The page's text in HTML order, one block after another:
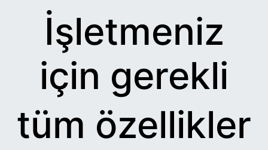
İşletmeniz
için gerekli
tüm özellikler